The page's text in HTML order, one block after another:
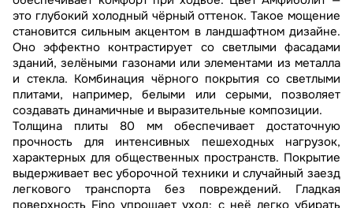
это глубокий холодный чёрный оттенок. Такое мощение
становится сильным акцентом в ландшафтном дизайне.
Оно эффектно контрастирует со светлыми фасадами
зданий, зелёными газонами или элементами из металла
и стекла. Комбинация чёрного покрытия со светлыми
плитами, например, белыми или серыми, позволяет
создавать динамичные и выразительные композиции.
Толщина плиты 80 мм обеспечивает достаточную
прочность для интенсивных пешеходных нагрузок,
характерных для общественных пространств. Покрытие
выдерживает вес уборочной техники и случайный заезд
легкового транспорта без повреждений. Гладкая